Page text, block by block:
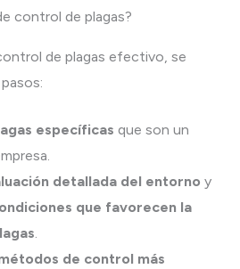
control de plagas?
de plagas efectivo, se
específicas que son un
detallada del entorno y
que favorecen la
.
de control más